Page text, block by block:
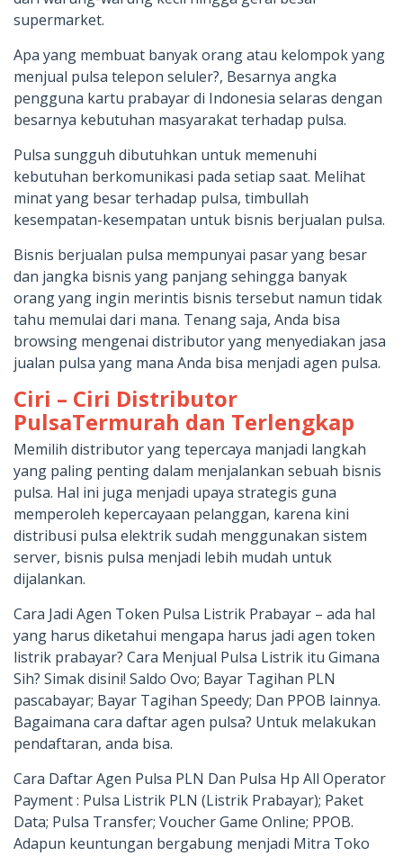
supermarket.
Apa yang membuat banyak orang atau kelompok yang
menjual pulsa telepon seluler?, Besarnya angka
pengguna kartu prabayar di Indonesia selaras dengan
besarnya kebutuhan masyarakat terhadap pulsa.
Pulsa sungguh dibutuhkan untuk memenuhi
kebutuhan berkomunikasi pada setiap saat. Melihat
minat yang besar terhadap pulsa, timbullah
kesempatan-kesempatan untuk bisnis berjualan pulsa.
Bisnis berjualan pulsa mempunyai pasar yang besar
dan jangka bisnis yang panjang sehingga banyak
orang yang ingin merintis bisnis tersebut namun tidak
tahu memulai dari mana. Tenang saja, Anda bisa
browsing mengenai distributor yang menyediakan jasa
jualan pulsa yang mana Anda bisa menjadi agen pulsa.
Ciri – Ciri Distributor
PulsaTermurah dan Terlengkap
Memilih distributor yang tepercaya manjadi langkah
yang paling penting dalam menjalankan sebuah bisnis
pulsa. Hal ini juga menjadi upaya strategis guna
memperoleh kepercayaan pelanggan, karena kini
distribusi pulsa elektrik sudah menggunakan sistem
server, bisnis pulsa menjadi lebih mudah untuk
dijalankan.
Cara Jadi Agen Token Pulsa Listrik Prabayar – ada hal
yang harus diketahui mengapa harus jadi agen token
listrik prabayar? Cara Menjual Pulsa Listrik itu Gimana
Sih? Simak disini! Saldo Ovo; Bayar Tagihan PLN
pascabayar; Bayar Tagihan Speedy; Dan PPOB lainnya.
Bagaimana cara daftar agen pulsa? Untuk melakukan
pendaftaran, anda bisa.
Cara Daftar Agen Pulsa PLN Dan Pulsa Hp All Operator
Payment : Pulsa Listrik PLN (Listrik Prabayar); Paket
Data; Pulsa Transfer; Voucher Game Online; PPOB.
Adapun keuntungan bergabung menjadi Mitra Toko